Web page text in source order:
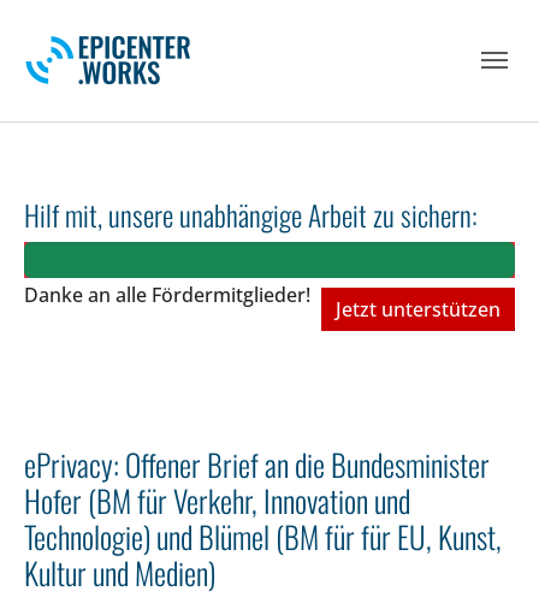
Hilf mit, unsere unabhängige Arbeit zu sichern:
Danke an alle Fördermitglieder!
Jetzt unterstützen
ePrivacy: Offener Brief an die Bundesminister
Hofer (BM für Verkehr, Innovation und
Technologie) und Blümel (BM für für EU, Kunst,
Kultur und Medien)